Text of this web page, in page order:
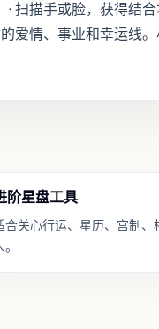
扫描手或脸，获得结
爱情、事业和幸运线。
阶星盘工具
合关心行运、星历、宫制、